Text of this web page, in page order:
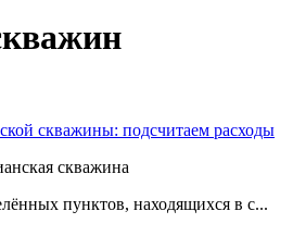
скважины: подсчитаем расходы
скважина
пунктов, находящихся в с...